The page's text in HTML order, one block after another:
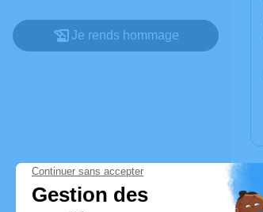
Je rends hommage